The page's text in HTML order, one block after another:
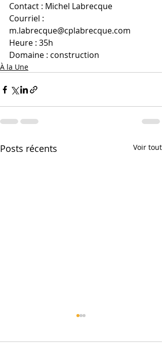
Contact : Michel Labrecque
Courriel :
m.labrecque@cplabrecque.com
Heure : 35h
Domaine : construction
À la Une
Posts récents Voir tout